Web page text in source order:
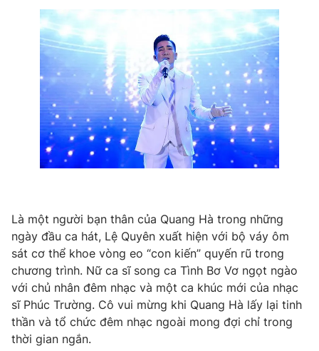
Là một người bạn thân của Quang Hà trong những
ngày đầu ca hát, Lệ Quyên xuất hiện với bộ váy ôm
sát cơ thể khoe vòng eo “con kiến” quyến rũ trong
chương trình. Nữ ca sĩ song ca Tình Bơ Vơ ngọt ngào
với chủ nhân đêm nhạc và một ca khúc mới của nhạc
sĩ Phúc Trường. Cô vui mừng khi Quang Hà lấy lại tinh
thần và tổ chức đêm nhạc ngoài mong đợi chỉ trong
thời gian ngắn.